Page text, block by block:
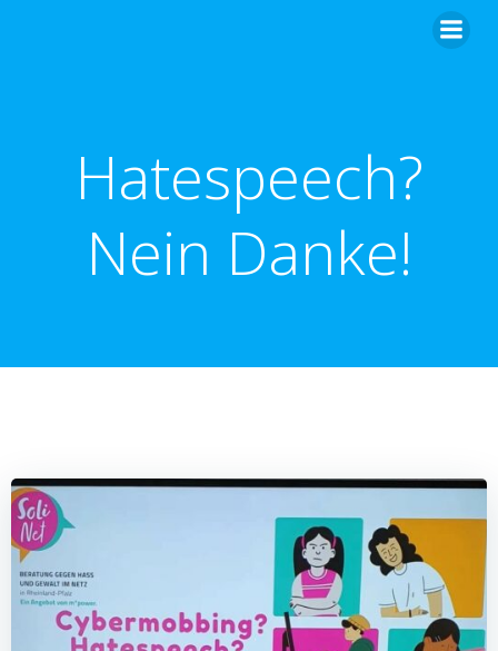
Hatespeech?
Nein Danke!